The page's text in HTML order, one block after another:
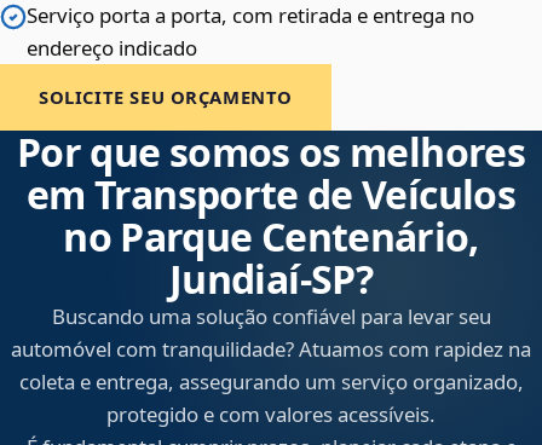
Serviço porta a porta, com retirada e entrega no
endereço indicado
SOLICITE SEU ORÇAMENTO
Por que somos os melhores
em Transporte de Veículos
no Parque Centenário,
Jundiaí‑SP?
Buscando uma solução confiável para levar seu
automóvel com tranquilidade? Atuamos com rapidez na
coleta e entrega, assegurando um serviço organizado,
protegido e com valores acessíveis.